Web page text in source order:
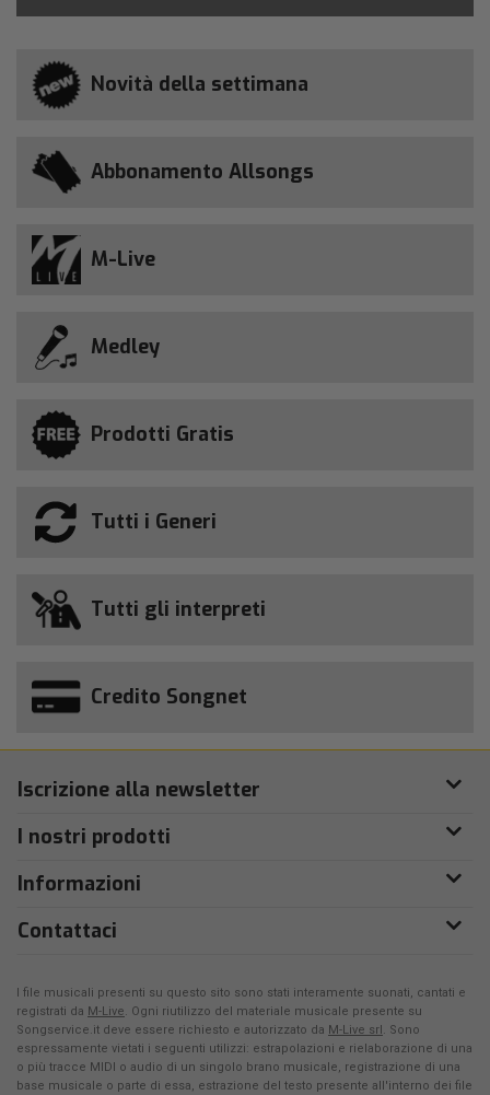
Novità della settimana
Abbonamento Allsongs
M-Live
Medley
Prodotti Gratis
Tutti i Generi
Tutti gli interpreti
Credito Songnet
Iscrizione alla newsletter
I nostri prodotti
Informazioni
Contattaci
I file musicali presenti su questo sito sono stati interamente suonati, cantati e
registrati da M-Live. Ogni riutilizzo del materiale musicale presente su
Songservice.it deve essere richiesto e autorizzato da M-Live srl. Sono
espressamente vietati i seguenti utilizzi: estrapolazioni e rielaborazione di una
o più tracce MIDI o audio di un singolo brano musicale, registrazione di una
base musicale o parte di essa, estrazione del testo presente all'interno dei file